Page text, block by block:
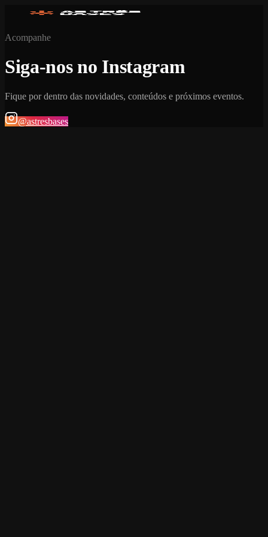
Acompanhe
Siga-nos no Instagram
Fique por dentro das novidades, conteúdos e próximos eventos.
@astresbases